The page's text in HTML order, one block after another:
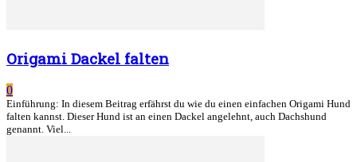
Origami Dackel falten
0
Einführung: In diesem Beitrag erfährst du wie du einen einfachen Origami Hund
falten kannst. Dieser Hund ist an einen Dackel angelehnt, auch Dachshund
genannt. Viel...